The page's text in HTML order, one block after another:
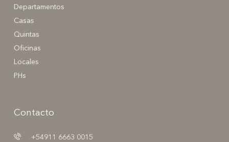
Departamentos
Casas
Quintas
Oficinas
Locales
PHs
Contacto
+54911 6663 0015